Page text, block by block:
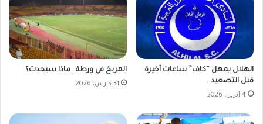
الهلال يمهل “كاف” ساعات أخيرة
قبل التصعيد
4 أبريل، 2026
المريخ في ورطة.. ماذا سيحدث؟
31 مارس، 2026